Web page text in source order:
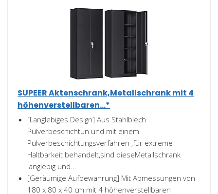
SUPEER Aktenschrank,Metallschrank mit 4
höhenverstellbaren...*
[Langlebiges Design] Aus Stahlblech
Pulverbeschichtun und mit einem
Pulverbeschichtungsverfahren ,für extreme
Haltbarkeit behandelt,sind dieseMetallschrank
langlebig und...
[Geräumige Aufbewahrung] Mit Abmessungen von
180 x 80 x 40 cm mit 4 höhenverstellbaren